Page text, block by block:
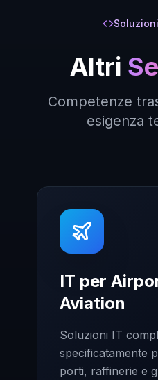
Altri
Competenze
esigenza
IT per
Aviation
Soluzioni IT
specificatamente
porti, raffinerie e